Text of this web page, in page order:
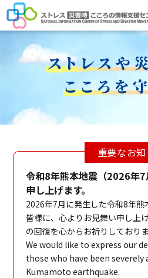
重要なお
令和8年熊本地震（2026年
申し上げます。
2026年7月に発生した令和8年
皆様に、心よりお見舞い申し上
の回復を心からお祈りしておりま
We would like to express our
those who have been severely
Kumamoto earthquake.